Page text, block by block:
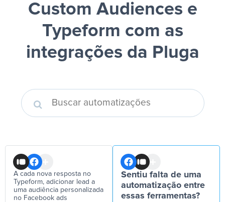
Custom Audiences e
Typeform com as
integrações da Pluga
A cada nova resposta no
Typeform, adicionar lead a
uma audiência personalizada
no Facebook ads
Sentiu falta de uma
automatização entre
essas ferramentas?